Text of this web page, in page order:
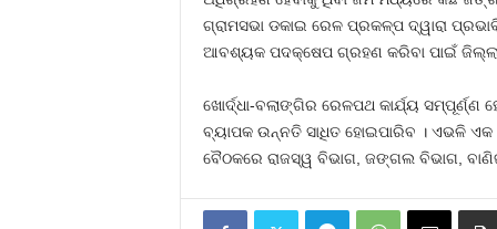
ଗ୍ରାମସଭା ଡକାଇ ରେଳ ପ୍ରକଳ୍ପ ଦ୍ୱାରା
ଆବଶ୍ୟକ ପଦକ୍ଷେପ ଗ୍ରହଣ କରିବା ପାଇଁ
ଖୋର୍ଦ୍ଧା-ବଲାଙ୍ଗିର ରେଳପଥ କାର୍ଯ୍ୟ
ବ୍ୟାପକ ଉନ୍ନତି ସାଧିତ ହୋଇପାରିବ । ଏଭଳି
ବୈଠକରେ ରାଜସ୍ୱ ବିଭାଗ, ଜଙ୍ଗଲ ବିଭାଗ,